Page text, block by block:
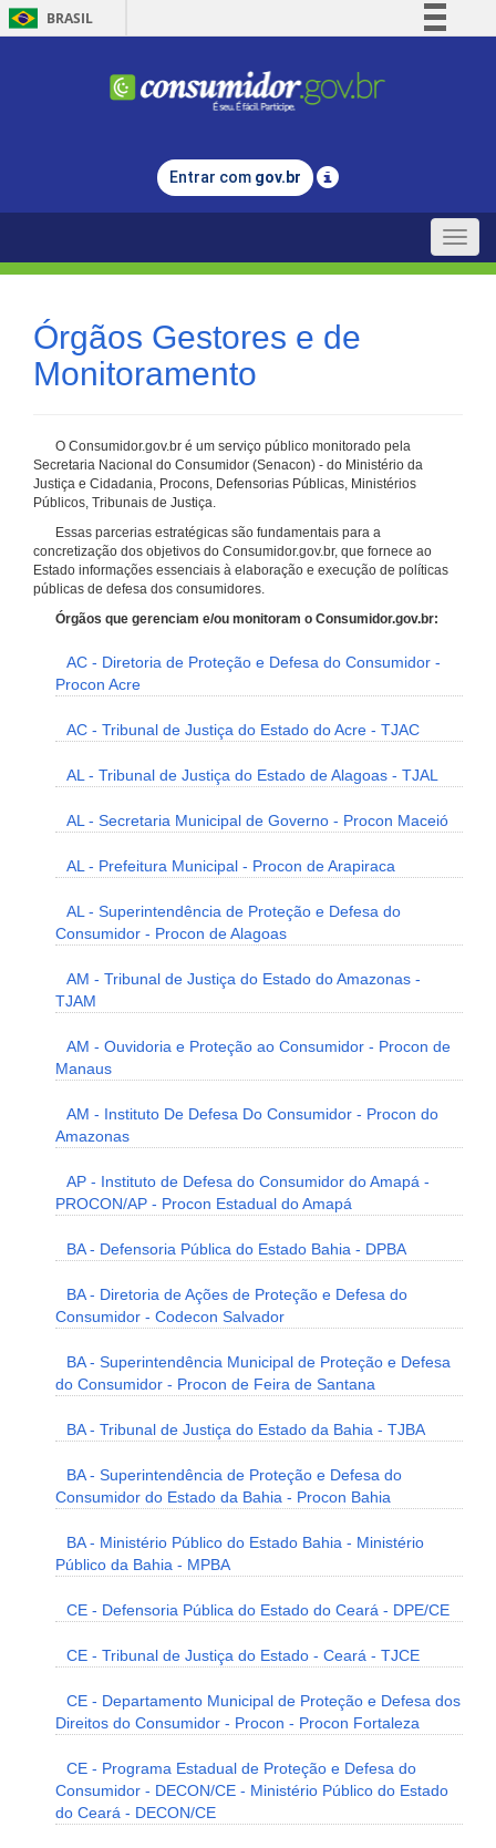
BRASIL
Comunica BR
Legislação
Entrar com gov.br
Toggle
Órgãos Gestores e de
Monitoramento
O Consumidor.gov.br é um serviço público monitorado pela
Secretaria Nacional do Consumidor (Senacon) - do Ministério da
Justiça e Cidadania, Procons, Defensorias Públicas, Ministérios
Públicos, Tribunais de Justiça.
Essas parcerias estratégicas são fundamentais para a
concretização dos objetivos do Consumidor.gov.br, que fornece ao
Estado informações essenciais à elaboração e execução de políticas
públicas de defesa dos consumidores.
Órgãos que gerenciam e/ou monitoram o Consumidor.gov.br:
AC - Diretoria de Proteção e Defesa do Consumidor -
Procon Acre
AC - Tribunal de Justiça do Estado do Acre - TJAC
AL - Tribunal de Justiça do Estado de Alagoas - TJAL
AL - Secretaria Municipal de Governo - Procon Maceió
AL - Prefeitura Municipal - Procon de Arapiraca
AL - Superintendência de Proteção e Defesa do
Consumidor - Procon de Alagoas
AM - Tribunal de Justiça do Estado do Amazonas -
TJAM
AM - Ouvidoria e Proteção ao Consumidor - Procon de
Manaus
AM - Instituto De Defesa Do Consumidor - Procon do
Amazonas
AP - Instituto de Defesa do Consumidor do Amapá -
PROCON/AP - Procon Estadual do Amapá
BA - Defensoria Pública do Estado Bahia - DPBA
BA - Diretoria de Ações de Proteção e Defesa do
Consumidor - Codecon Salvador
BA - Superintendência Municipal de Proteção e Defesa
do Consumidor - Procon de Feira de Santana
BA - Tribunal de Justiça do Estado da Bahia - TJBA
BA - Superintendência de Proteção e Defesa do
Consumidor do Estado da Bahia - Procon Bahia
BA - Ministério Público do Estado Bahia - Ministério
Público da Bahia - MPBA
CE - Defensoria Pública do Estado do Ceará - DPE/CE
CE - Tribunal de Justiça do Estado - Ceará - TJCE
CE - Departamento Municipal de Proteção e Defesa dos
Direitos do Consumidor - Procon - Procon Fortaleza
CE - Programa Estadual de Proteção e Defesa do
Consumidor - DECON/CE - Ministério Público do Estado
do Ceará - DECON/CE